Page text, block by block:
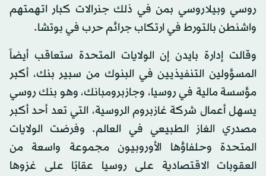
روسي وبيلاروسي بمن في ذلك جنرالات كبار اتهمتهم
واشنطن بالتورط في ارتكاب جرائم حرب في بوتشا.
وقالت إدارة بايدن إن الولايات المتحدة ستعاقب أيضاً
المسؤولين التنفيذيين في البنوك من سبير بنك، أكبر
مؤسسة مالية في روسيا، وجازبرومبانك، وهو بنك روسي
يسهل أعمال شركة غازبروم الروسية، التي تعد أحد أكبر
مصدري الغاز الطبيعي في العالم. وفرضت الولايات
المتحدة وحلفاؤها الأوروبيون مجموعة واسعة من
العقوبات الاقتصادية على روسيا عقابًا على غزوها